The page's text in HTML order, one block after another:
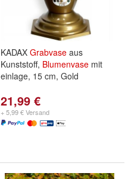
KADAX Grabvase aus
Kunststoff, Blumenvase mit
einlage, 15 cm, Gold
21,99 €
+ 5,99 € Versand